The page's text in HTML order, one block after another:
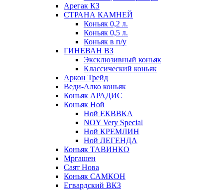
Арегак КЗ
СТРАНА КАМНЕЙ
Коньяк 0,2 л.
Коньяк 0,5 л.
Коньяк в п/у
ГИНЕВАН ВЗ
Эксклюзивный коньяк
Классический коньяк
Аркон Трейд
Веди-Алко коньяк
Коньяк АРАДИС
Коньяк Ной
Ной ЕКВВКА
NOY Very Special
Ной КРЕМЛИН
Ной ЛЕГЕНДА
Коньяк ТАВИНКО
Мргашен
Саят Нова
Коньяк САМКОН
Егвардский ВКЗ